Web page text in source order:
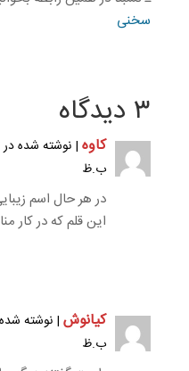
سخنی
۳ دیدگاه
کاوه
ب.ظ
در هر حال اسم
این قلم که در کار
کیانوش
ب.ظ